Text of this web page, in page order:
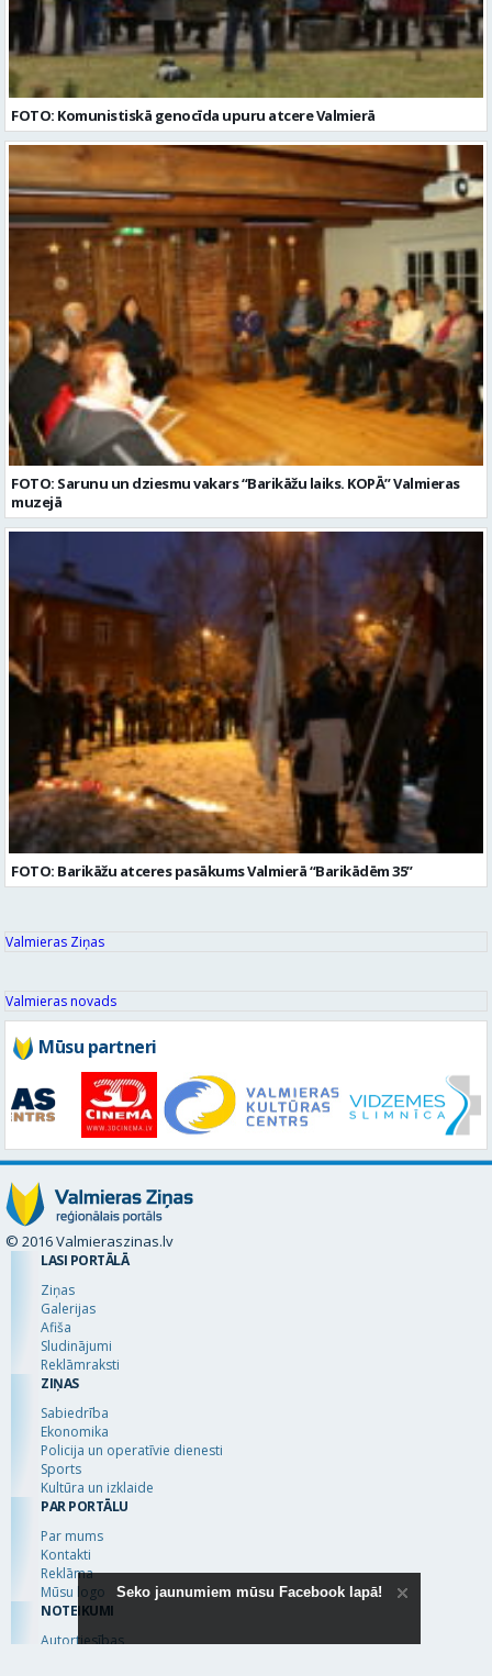
FOTO: Komunistiskā genocīda upuru atcere Valmierā
FOTO: Sarunu un dziesmu vakars “Barikāžu laiks. KOPĀ” Valmieras
muzejā
FOTO: Barikāžu atceres pasākums Valmierā “Barikādēm 35”
Valmieras Ziņas
Valmieras novads
Mūsu partneri
© 2016 Valmieraszinas.lv
LASI PORTĀLĀ
Ziņas
Galerijas
Afiša
Sludinājumi
Reklāmraksti
ZIŅAS
Sabiedrība
Ekonomika
Policija un operatīvie dienesti
Sports
Kultūra un izklaide
PAR PORTĀLU
Par mums
Kontakti
Reklāma
Mūsu logo
NOTEIKUMI
Autortiesības
Seko jaunumiem mūsu Facebook lapā!